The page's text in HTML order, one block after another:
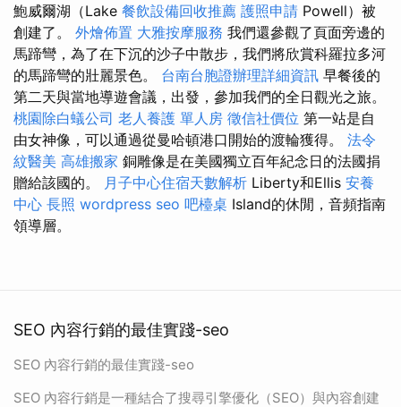
鮑威爾湖（Lake 餐飲設備回收推薦 護照申請 Powell）被
創建了。 外燴佈置 大雅按摩服務 我們還參觀了頁面旁邊的
馬蹄彎，為了在下沉的沙子中散步，我們將欣賞科羅拉多河
的馬蹄彎的壯麗景色。 台南台胞證辦理詳細資訊 早餐後的
第二天與當地導遊會議，出發，參加我們的全日觀光之旅。
桃園除白蟻公司 老人養護 單人房 徵信社價位 第一站是自
由女神像，可以通過從曼哈頓港口開始的渡輪獲得。 法令
紋醫美 高雄搬家 銅雕像是在美國獨立百年紀念日的法國捐
贈給該國的。
月子中心住宿天數解析 Liberty和Ellis 安養
中心 長照 wordpress seo 吧檯桌 Island的休閒，音頻指南
領導層。
SEO 內容行銷的最佳實踐-seo
SEO 內容行銷的最佳實踐-seo
SEO 內容行銷是一種結合了搜尋引擎優化（SEO）與內容創建